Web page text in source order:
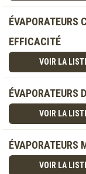
ÉVAPORATEURS
EFFICACITÉ
VOIR LA
ÉVAPORATEURS
VOIR LA
ÉVAPORATEURS
VOIR LA